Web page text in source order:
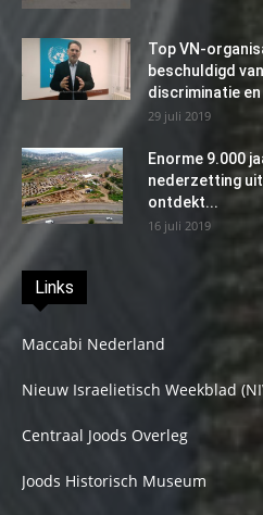
Top VN-
beschuldigd
discriminatie
29 juli 2019
Enorme 9.000
nederzetting
ontdekt...
16 juli 2019
Links
Maccabi Nederland
Nieuw Israelietisch Weekblad
Centraal Joods Overleg
Joods Historisch Museum